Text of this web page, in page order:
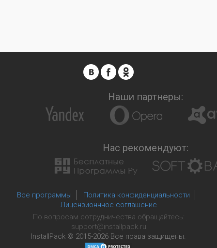
Наши партнеры:
Нас рекомендуют:
Все программы
Политика конфиденциальности
Лицензионнное соглашение
По вопросам сотрудничества обращайтесь:
support@installpack.ru
InstallPack © 2015-2026 Все права защищены.